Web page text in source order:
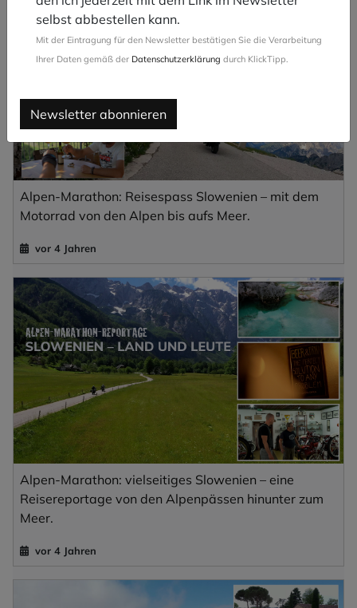
Alpen-Marathon: Reisespass Slowenien – mit dem
Motorrad von den Alpen bis aufs Meer.
vor 4 Jahren
Alpen-Marathon: vielseitiges Slowenien – eine
Reisereportage von den Alpenpässen hinunter zum
Meer.
vor 4 Jahren
selbst abbestellen kann.
Mit der Eintragung für den Newsletter bestätigen Sie die Verarbeitung
Ihrer Daten gemäß der Datenschutzerklärung durch KlickTipp.
Newsletter abonnieren